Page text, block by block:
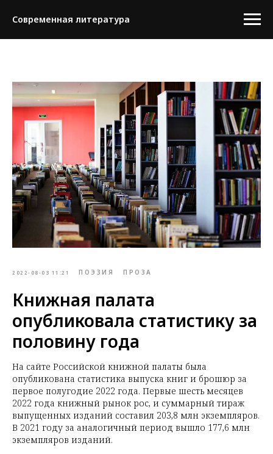
Современная литература
2022-08-03 11:21 ПОЭЗИЯ ПРОЗА
Книжная палата
опубликовала статистику за
половину года
На сайте Российской книжной палаты была
опубликована статистика выпуска книг и брошюр за
первое полугодие 2022 года. Первые шесть месяцев
2022 года книжный рынок рос, и суммарный тираж
выпущенных изданий составил 203,8 млн экземпляров.
В 2021 году за аналогичный период вышло 177,6 млн
экземпляров изданий.